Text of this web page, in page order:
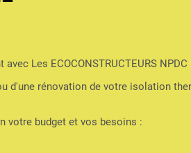
Les ECOCONSTRUCTEURS NPDC
d'une rénovation de votre isolation
votre budget et vos besoins :